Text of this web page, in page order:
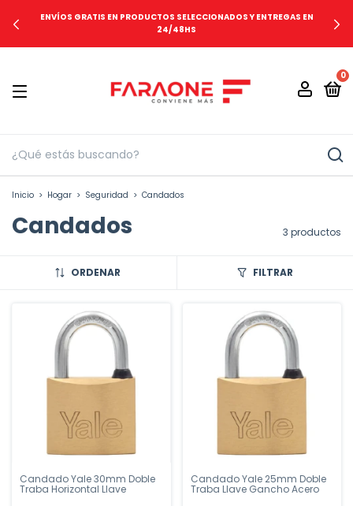
ENVÍOS GRATIS EN PRODUCTOS SELECCIONADOS Y ENTREGAS EN
24/48HS
0
Inicio > Hogar > Seguridad > Candados
Candados 3 productos
ORDENAR FILTRAR
Candado Yale 30mm Doble
Traba Horizontal Llave
Candado Yale 25mm Doble
Traba Llave Gancho Acero